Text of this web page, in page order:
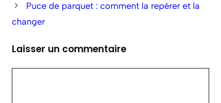
Puce de parquet : comment la repérer et la
changer
Laisser un commentaire